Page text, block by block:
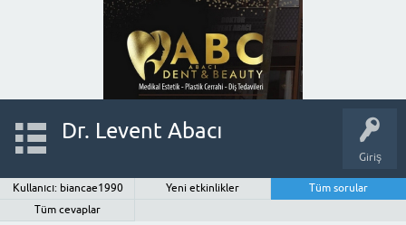
Giriş
Dr. Levent Abacı
Kullanıcı: biancae1990 Yeni etkinlikler
Tüm sorular
Tüm cevaplar